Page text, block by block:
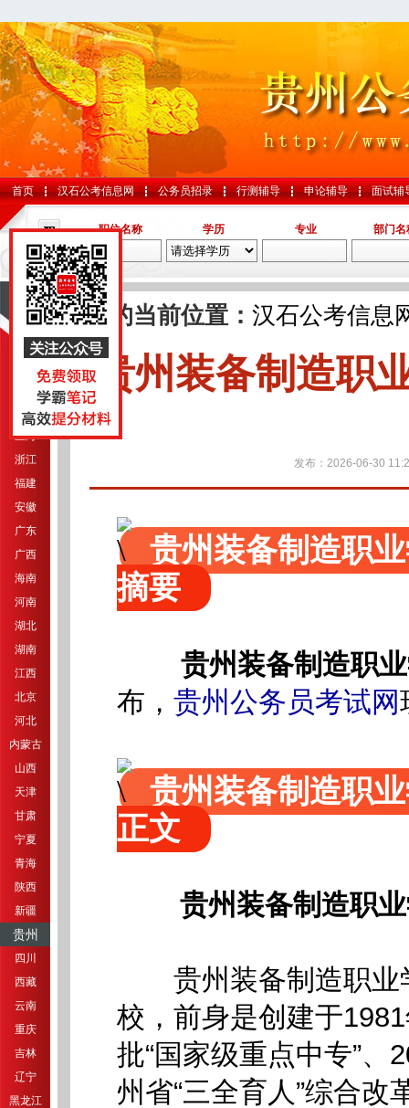
首页 汉石公考信息网 公务员招录 行测辅导 申论辅导 面试辅
职位名称 学历 专业 部门名
导航
江苏
上海
浙江
福建
安徽
广东
广西
海南
河南
湖北
湖南
江西
北京
河北
内蒙古
山西
天津
甘肃
宁夏
青海
陕西
新疆
贵州
四川
西藏
云南
重庆
吉林
辽宁
黑龙江
您的当前位置： 汉石公考信息
贵州装备制造职
发布：2026-06-30
贵州装备制造职
摘要
贵州装备制造职
布 ， 贵州公务员考试网
贵州装备制造职
正文
贵州装备制造职
贵州装备制造职业
校，前身是创建于
批“国家级重点中专”
州省“三全育人”综合